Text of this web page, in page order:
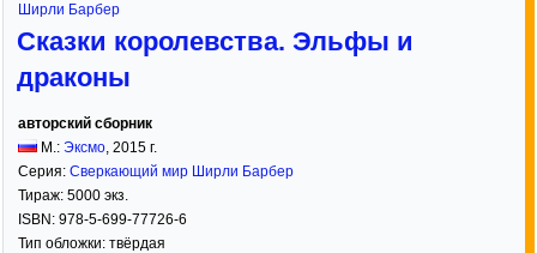
Ширли Барбер
Сказки королевства. Эльфы и
драконы
авторский сборник
М.: Эксмо, 2015 г.
Серия: Сверкающий мир Ширли Барбер
Тираж: 5000 экз.
ISBN: 978-5-699-77726-6
Тип обложки: твёрдая